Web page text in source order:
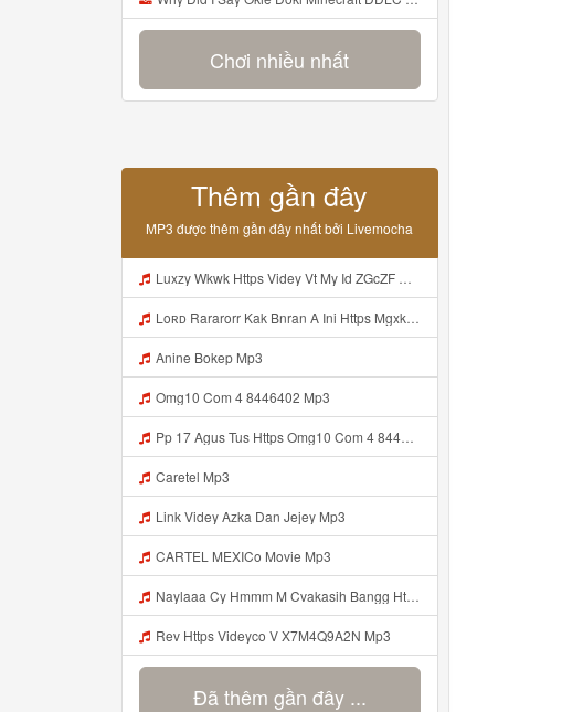
Chơi nhiều nhất
Thêm gần đây
MP3 được thêm gần đây nhất bởi Livemocha
Luxzy Wkwk Https Videy Vt My Id ZGcZF Mp3
Loʀᴅ Rararorr Kak Bnran A Ini Https Mgxk Dskoe Biz Id Ini Kah ᅠ ᅠ ᅠ ᅠ ᅠ ᅠ ᅠ ᅠ ᅠ ᅠ ᅠ ᅠ ᅠ ᅠ ᅠ ᅠ ᅠ ᅠ ᅠ ᅠ ᅠ ᅠ ᅠ ᅠ ᅠ ᅠ ᅠ ᅠ ᅠ ᅠ ᅠ ᅠ ᅠ ᅠ ᅠ ᅠ ᅠ ᅠ ᅠ ᅠ ᅠ ᅠ ᅠ ᅠ ᅠ ᅠ ᅠ ᅠ ᅠ ᅠ ᅠ ᅠ ᅠ ᅠ ᅠ ᅠ ᅠ ᅠ ᅠ ᅠ ᅠ ᅠ ᅠ ᅠ ᅠ ᅠ Mp3
Anine Bokep Mp3
Omg10 Com 4 8446402 Mp3
Pp 17 Agus Tus Https Omg10 Com 4 8446402 Mp3
Caretel Mp3
Link Videy Azka Dan Jejey Mp3
CARTEL MEXICo Movie Mp3
Naylaaa Cy Hmmm M Cvakasih Bangg Https Videey Dpoyn Cfd ᅠ ᅠ ᅠ ᅠ ᅠ ᅠ ᅠ ᅠ ᅠ ᅠ ᅠ ᅠ ᅠ ᅠ ᅠ ᅠ ᅠ ᅠ ᅠ ᅠ ᅠ ᅠ ᅠ ᅠ ᅠ ᅠ ᅠ ᅠ ᅠ ᅠ ᅠ ᅠ ᅠ ᅠ ᅠ ᅠ ᅠ ᅠ ᅠ ᅠ ᅠ ᅠ ᅠ ᅠ Pp P ᅠ P ᅠ ᅠ Viral Banyuwangi Mp3
Rev Https Videyco V X7M4Q9A2N Mp3
Đã thêm gần đây ...